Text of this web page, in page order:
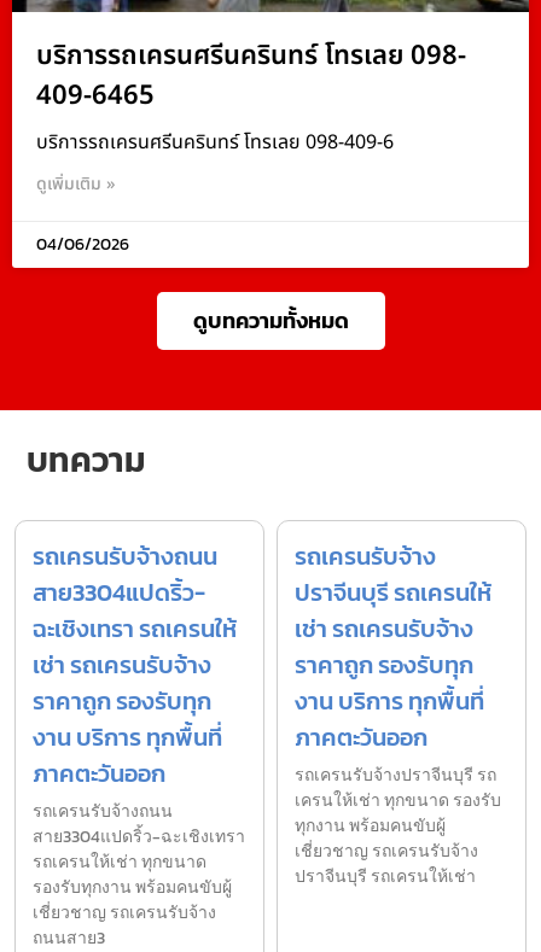
บริการรถเครนศรีนครินทร์ โทรเลย 098-
409-6465
บริการรถเครนศรีนครินทร์ โทรเลย 098-409-6
ดูเพิ่มเติม »
04/06/2026
ดูบทความทั้งหมด
บทความ
รถเครนรับจ้างถนน
สาย3304แปดริ้ว-
ฉะเชิงเทรา รถเครนให้
เช่า รถเครนรับจ้าง
ราคาถูก รองรับทุก
งาน บริการ ทุกพื้นที่
ภาคตะวันออก
รถเครนรับจ้างถนน
สาย3304แปดริ้ว-ฉะเชิงเทรา
รถเครนให้เช่า ทุกขนาด
รองรับทุกงาน พร้อมคนขับผู้
เชี่ยวชาญ รถเครนรับจ้าง
ถนนสาย3
รถเครนรับจ้าง
ปราจีนบุรี รถเครนให้
เช่า รถเครนรับจ้าง
ราคาถูก รองรับทุก
งาน บริการ ทุกพื้นที่
ภาคตะวันออก
รถเครนรับจ้างปราจีนบุรี รถ
เครนให้เช่า ทุกขนาด รองรับ
ทุกงาน พร้อมคนขับผู้
เชี่ยวชาญ รถเครนรับจ้าง
ปราจีนบุรี รถเครนให้เช่า